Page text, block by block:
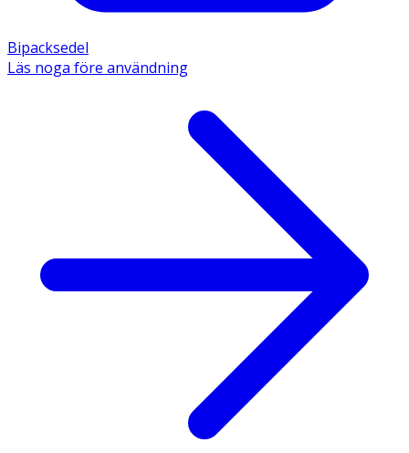
Bipacksedel
Läs noga före användning